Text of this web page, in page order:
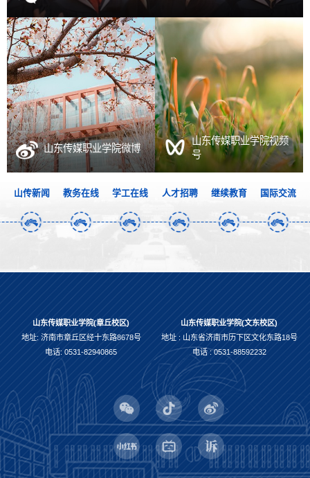
山东传媒职业学院微博
山东传媒职业学院视频
号
山传新闻 教务在线 学工在线 人才招聘 继续教育 国际交流
山东传媒职业学院(章丘校区)
地址: 济南市章丘区经十东路8678号
电话: 0531-82940865
山东传媒职业学院(文东校区)
地址 : 山东省济南市历下区文化东路18号
电话 : 0531-88592232